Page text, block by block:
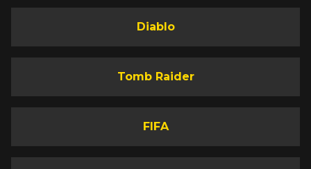
Diablo
Tomb Raider
FIFA